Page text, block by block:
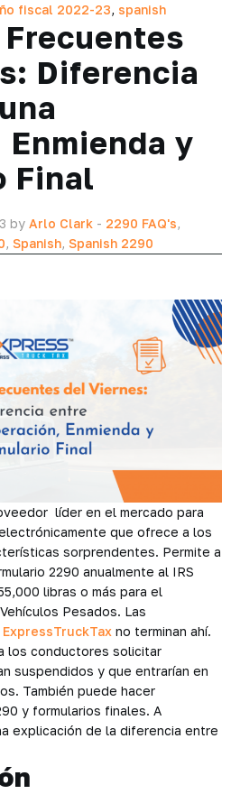
fiscal 2022-23, spanish
Diferencia
y
Final
by Arlo Clark - 2290 FAQ's,
, Spanish, Spanish 2290
líder en el mercado para
que ofrece a los
sorprendentes. Permite a
2290 anualmente al IRS
libras o más para el
Pesados. Las
ExpressTruckTax no terminan ahí.
los conductores solicitar
suspendidos y que entrarían en
También puede hacer
y formularios finales. A
explicación de la diferencia entre